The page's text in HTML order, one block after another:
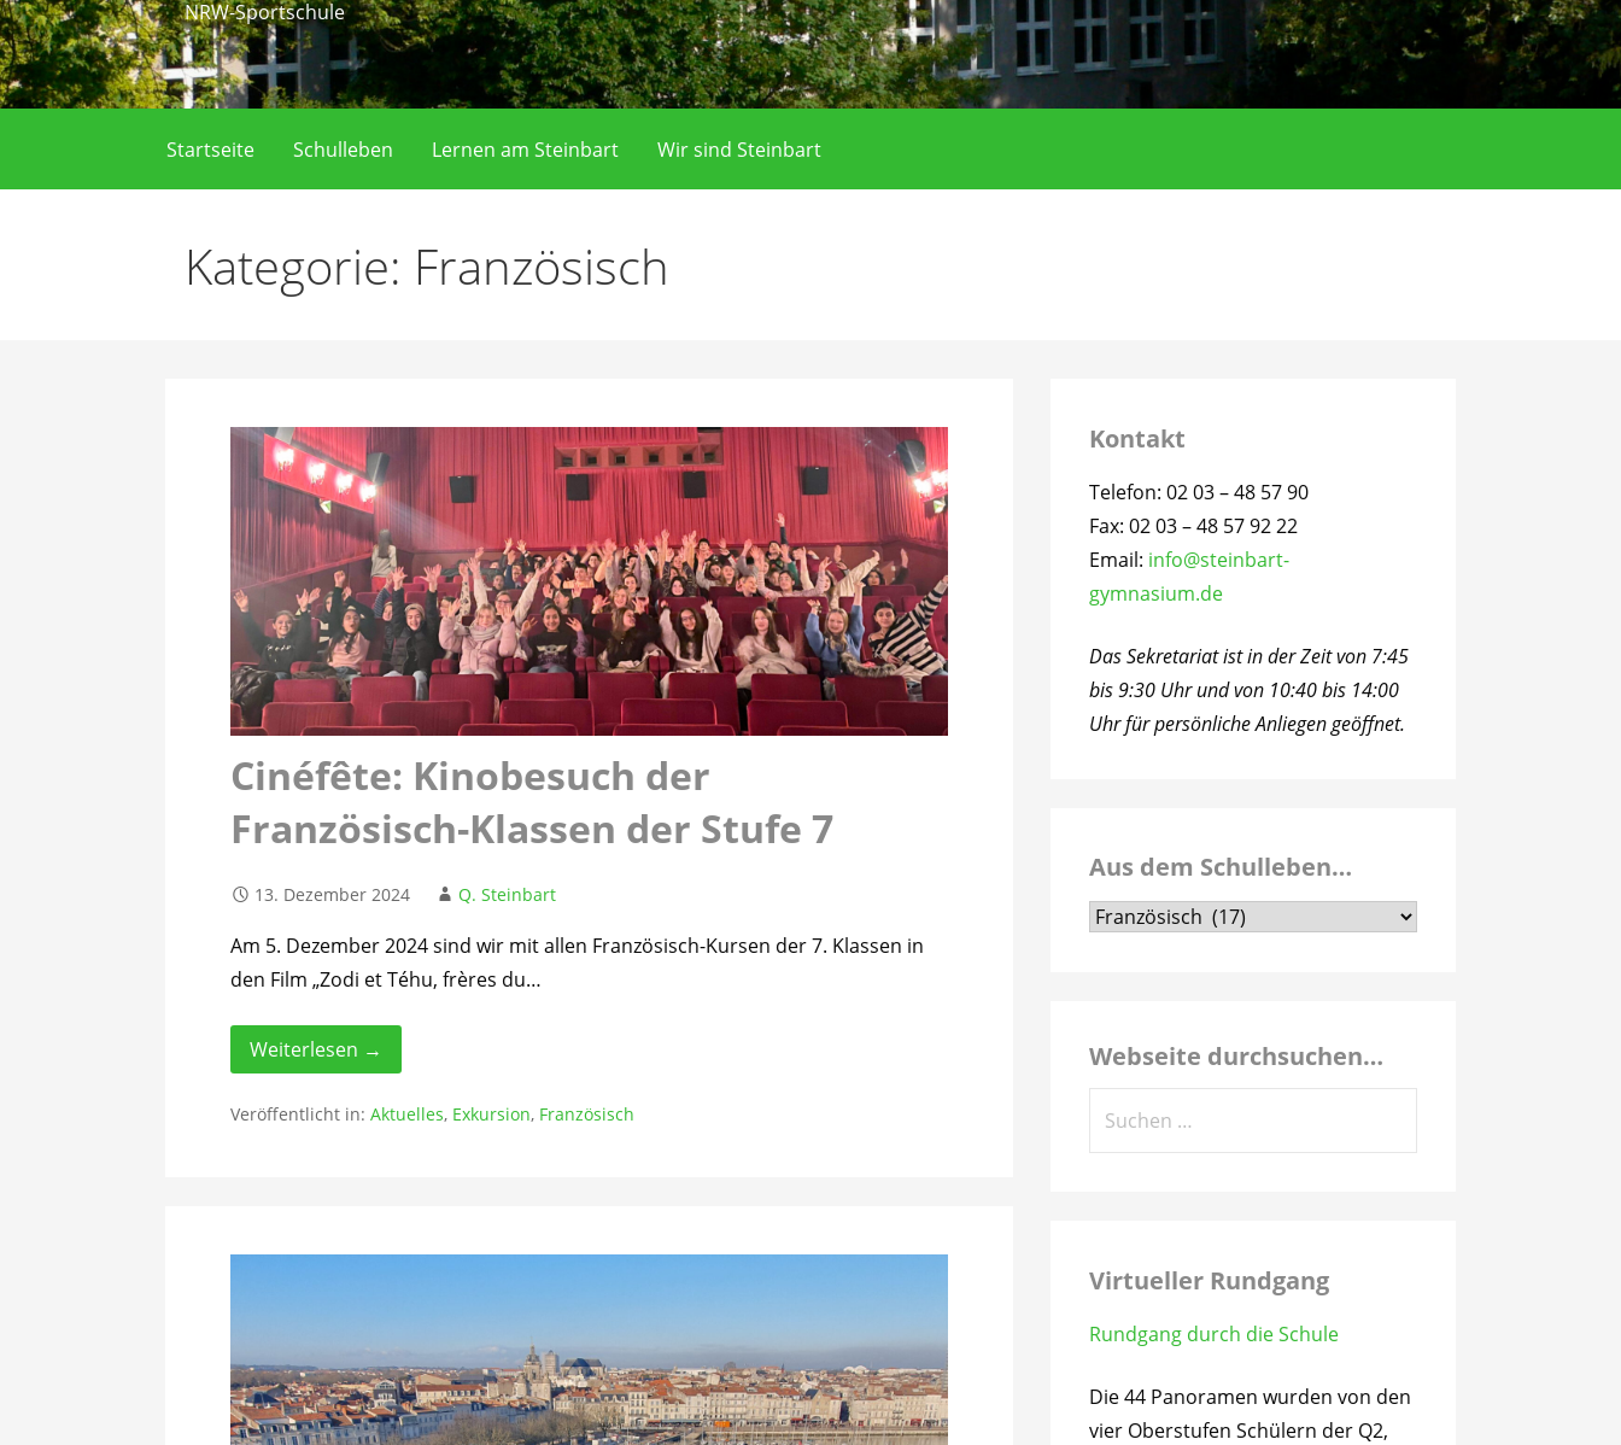
NRW-Sportschule
Startseite Schulleben Lernen am Steinbart Wir sind Steinbart
Kategorie: Französisch
Cinéfête: Kinobesuch der
Französisch-Klassen der Stufe 7
13. Dezember 2024 Q. Steinbart
Am 5. Dezember 2024 sind wir mit allen Französisch-Kursen der 7. Klassen in
den Film „Zodi et Téhu, frères du…
Weiterlesen →
Veröffentlicht in:Aktuelles, Exkursion, Französisch
Kontakt
Telefon: 02 03 – 48 57 90
Fax: 02 03 – 48 57 92 22
Email: info@steinbart-
gymnasium.de
Das Sekretariat ist in der Zeit von 7:45
bis 9:30 Uhr und von 10:40 bis 14:00
Uhr für persönliche Anliegen geöffnet.
Aus dem Schulleben…
Aus
Webseite durchsuchen…
Virtueller Rundgang
Rundgang durch die Schule
Die 44 Panoramen wurden von den
vier Oberstufen Schülern der Q2,